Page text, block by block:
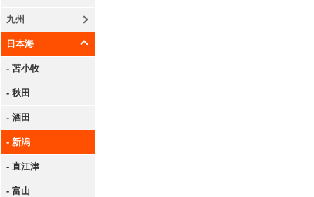
九州
日本海
- 苫小牧
- 秋田
- 酒田
- 新潟
- 直江津
- 富山